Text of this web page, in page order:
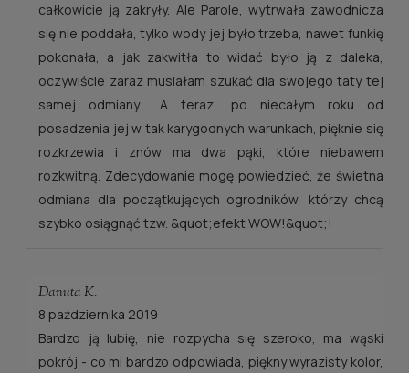
całkowicie ją zakryły. Ale Parole, wytrwała zawodnicza
się nie poddała, tylko wody jej było trzeba, nawet funkię
pokonała, a jak zakwitła to widać było ją z daleka,
oczywiście zaraz musiałam szukać dla swojego taty tej
samej odmiany... A teraz, po niecałym roku od
posadzenia jej w tak karygodnych warunkach, pięknie się
rozkrzewia i znów ma dwa pąki, które niebawem
rozkwitną. Zdecydowanie mogę powiedzieć, że świetna
odmiana dla początkujących ogrodników, którzy chcą
szybko osiągnąć tzw. &quot;efekt WOW!&quot;!
Danuta K.
8 października 2019
Bardzo ją lubię, nie rozpycha się szeroko, ma wąski
pokrój - co mi bardzo odpowiada, piękny wyrazisty kolor,